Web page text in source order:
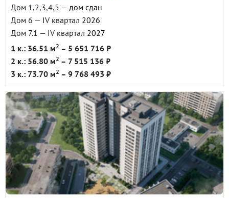
Дом 1,2,3,4,5 — дом сдан
Дом 6 — IV квартал 2026
Дом 7.1 — IV квартал 2027
1 к.: 36.51 м2 – 5 651 716 ₽
2 к.: 56.80 м2 – 7 515 136 ₽
3 к.: 73.70 м2 – 9 768 493 ₽